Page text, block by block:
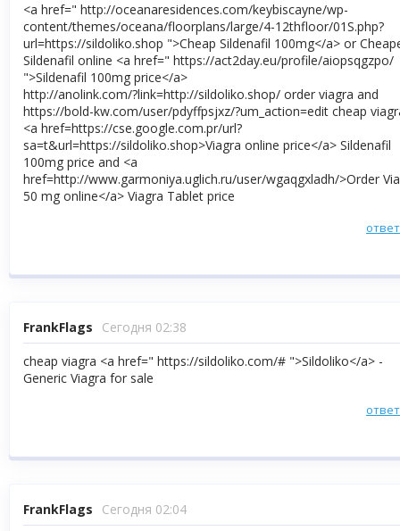
<a href=" http://oceanaresidences.com/keybiscayne/wp-
content/themes/oceana/floorplans/large/4-12thfloor/01S.php?
url=https://sildoliko.shop ">Cheap Sildenafil 100mg</a> or
Sildenafil online <a href=" https://act2day.eu/profile/aiopsqgzpo/
">Sildenafil 100mg price</a>
http://anolink.com/?link=http://sildoliko.shop/ order viagra and
https://bold-kw.com/user/pdyffpsjxz/?um_action=edit cheap
<a href=https://cse.google.com.pr/url?
sa=t&url=https://sildoliko.shop>Viagra online price</a> Sildenafil
100mg price and <a
href=http://www.garmoniya.uglich.ru/user/wgaqgxladh/>Order
50 mg online</a> Viagra Tablet price
FrankFlags
Сегодня 02:38
cheap viagra <a href=" https://sildoliko.com/# ">Sildoliko</a> -
Generic Viagra for sale
FrankFlags
Сегодня 02:04